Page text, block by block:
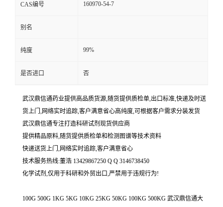
CAS编号 160970-54-7
别名
纯度 99%
是否进口 否
武汉鼎信通药业提供高品质货源,随货提供质检单,出口标准,快递及时送
货上门,网络实时追踪,客户满意省心高纯度,可根据客户需求分装发货
武汉鼎信通专注打造科研试剂现货供应商
提供精品原料,随货提供质检单和检测图谱等技术资料
快递送货上门,网络实时追踪,客户满意省心
技术服务热线:董浩 13429867250 Q Q 3146738450
化学试剂,仅用于科研和外贸出口,严禁用于违规行为!
100G 500G 1KG 5KG 10KG 25KG 50KG 100KG 500KG 武汉鼎信通大